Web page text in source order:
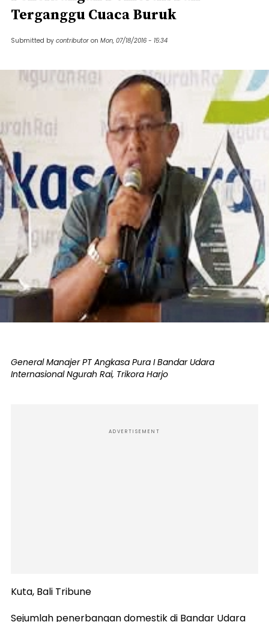
Terganggu Cuaca Buruk
Submitted by contributor on Mon, 07/18/2016 - 15:34
General Manajer PT Angkasa Pura I Bandar Udara
Internasional Ngurah Rai, Trikora Harjo
ADVERTISEMENT
Kuta, Bali Tribune
Sejumlah penerbangan domestik di Bandar Udara